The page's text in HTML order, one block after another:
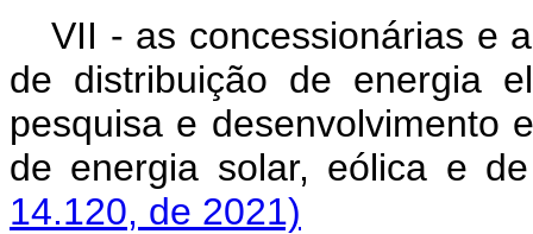
VII - as concessionárias e
de distribuição de energia
pesquisa e desenvolvimento
de energia solar, eólica e
14.120, de 2021)